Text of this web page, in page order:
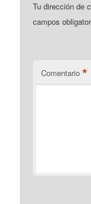
Tu dirección de
campos
Comentario *